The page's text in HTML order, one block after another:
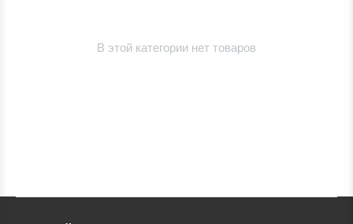
В этой категории нет товаров